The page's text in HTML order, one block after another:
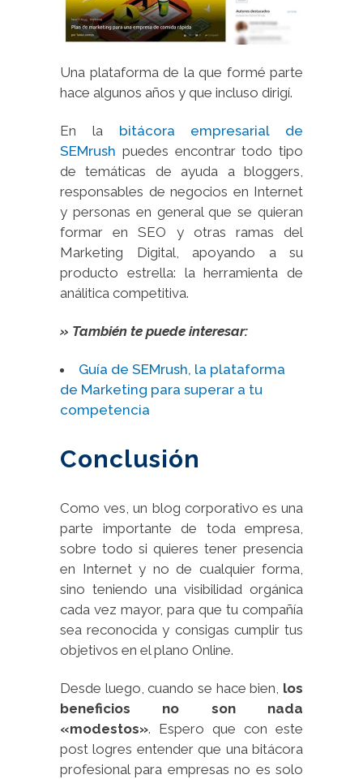
Una plataforma de la que formé parte
hace algunos años y que incluso dirigí.
En la bitácora empresarial de
SEMrush puedes encontrar todo tipo
de temáticas de ayuda a bloggers,
responsables de negocios en Internet
y personas en general que se quieran
formar en SEO y otras ramas del
Marketing Digital, apoyando a su
producto estrella: la herramienta de
análitica competitiva.
» También te puede interesar:
Guía de SEMrush, la plataforma
de Marketing para superar a tu
competencia
Conclusión
Como ves, un blog corporativo es una
parte importante de toda empresa,
sobre todo si quieres tener presencia
en Internet y no de cualquier forma,
sino teniendo una visibilidad orgánica
cada vez mayor, para que tu compañía
sea reconocida y consigas cumplir tus
objetivos en el plano Online.
Desde luego, cuando se hace bien, los
beneficios no son nada
«modestos». Espero que con este
post logres entender que una bitácora
profesional para empresas no es solo